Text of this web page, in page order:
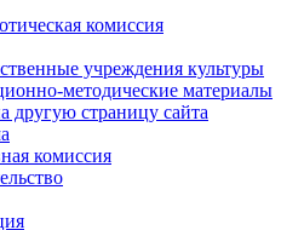
комиссия
учреждения культуры
методические материалы
другую страницу сайта
комиссия